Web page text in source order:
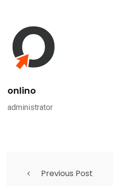
onlino
administrator
Previous Post